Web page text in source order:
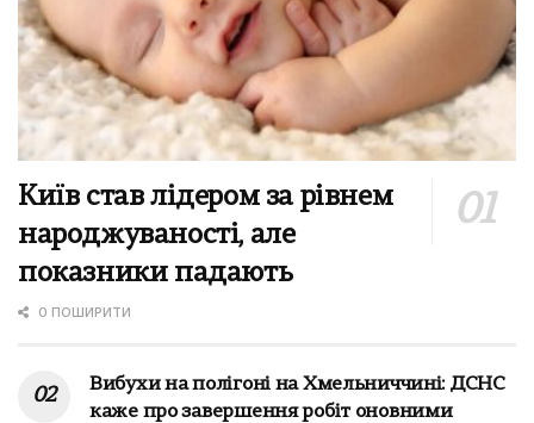
Київ став лідером за рівнем
народжуваності, але
показники падають
0 ПОШИРИТИ
Вибухи на полігоні на Хмельниччині: ДСНС
каже про завершення робіт оновними